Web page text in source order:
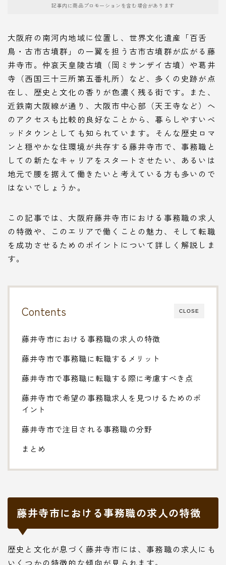
記事内に商品プロモーションを含む場合があります
大阪府の南河内地域に位置し、世界文化遺産「百舌
鳥・古市古墳群」の一翼を担う古市古墳群が広がる藤
井寺市。仲哀天皇陵古墳（岡ミサンザイ古墳）や葛井
寺（西国三十三所第五番札所）など、多くの史跡が点
在し、歴史と文化の香りが色濃く残る街です。また、
近鉄南大阪線が通り、大阪市中心部（天王寺など）へ
のアクセスも比較的良好なことから、暮らしやすいベ
ッドタウンとしても知られています。そんな歴史ロマ
ンと穏やかな住環境が共存する藤井寺市で、事務職と
しての新たなキャリアをスタートさせたい、あるいは
地元で腰を据えて働きたいと考えている方も多いので
はないでしょうか。
この記事では、大阪府藤井寺市における事務職の求人
の特徴や、このエリアで働くことの魅力、そして転職
を成功させるためのポイントについて詳しく解説しま
す。
CLOSE
Contents
藤井寺市における事務職の求人の特徴
藤井寺市で事務職に転職するメリット
藤井寺市で事務職に転職する際に考慮すべき点
藤井寺市で希望の事務職求人を見つけるためのポ
イント
藤井寺市で注目される事務職の分野
まとめ
藤井寺市における事務職の求人の特徴
歴史と文化が息づく藤井寺市には、事務職の求人にも
いくつかの特徴的な傾向が見られます。